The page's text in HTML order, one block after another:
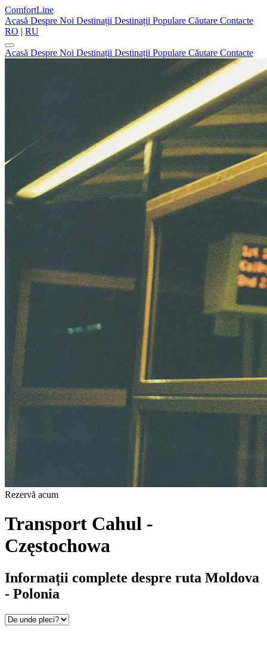
ComfortLine
Acasă Despre Noi Destinații Destinații Populare Căutare Contacte
RO | RU
Acasă Despre Noi Destinații Destinații Populare Căutare Contacte
Rezervă acum
Transport Cahul -
Częstochowa
Informații complete despre ruta Moldova
- Polonia